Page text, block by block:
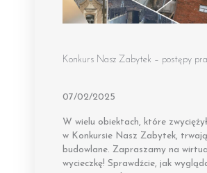
Konkurs Nasz Zabytek – postępy
07/02/2025
W wielu obiektach, które
w Konkursie Nasz Zabytek,
budowlane. Zapraszamy na
wycieczkę! Sprawdźcie, jak